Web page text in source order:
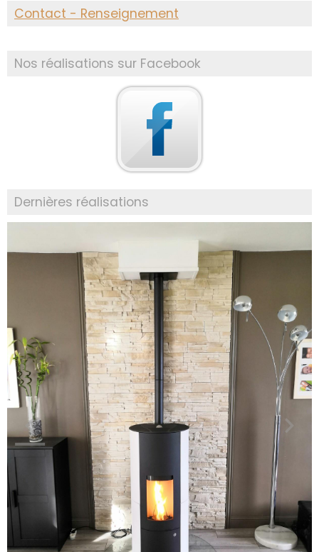
Contact - Renseignement
Nos réalisations sur Facebook
Dernières réalisations